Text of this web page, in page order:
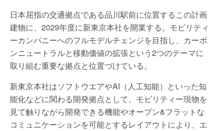
日本屈指の交通拠点である品川駅前に位置するこの計画
建物に、2029年度に新東京本社を開業する。モビリティ
ーカンパニーへのフルモデルチェンジを目指し、カーボ
ンニュートラルと移動価値の拡張という2つのテーマに
取り組む重要な拠点と位置づけている。
新東京本社はソフトウエアやAI（人工知能）といった知
能化などに関わる開発拠点として、モビリティー現物を
見て触りながら開発できる機能やオープン&フラットな
コミュニケーションを可能とするレイアウトにより、エ